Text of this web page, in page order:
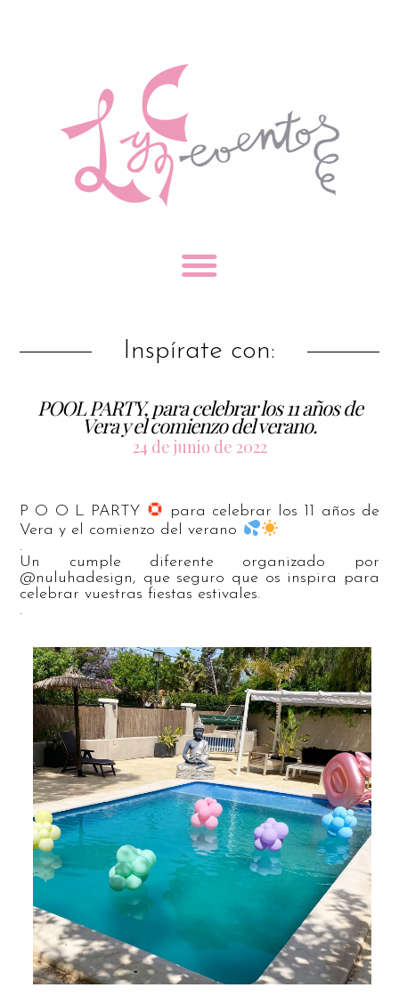
Inspírate con:
POOL PARTY, para celebrar los 11 años de
Vera y el comienzo del verano.
24 de junio de 2022
P O O L PARTY
para celebrar los 11 años de
Vera y el comienzo del verano
.
Un cumple diferente organizado por
@nuluhadesign, que seguro que os inspira para
celebrar vuestras fiestas estivales.
.